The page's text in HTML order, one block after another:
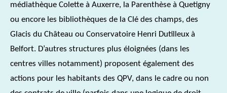
médiathèque Colette à Auxerre, la Parenthèse à Quetigny
ou encore les bibliothèques de la Clé des champs, des
Glacis du Château ou Conservatoire Henri Dutilleux à
Belfort. D’autres structures plus éloignées (dans les
centres villes notamment) proposent également des
actions pour les habitants des QPV, dans le cadre ou non